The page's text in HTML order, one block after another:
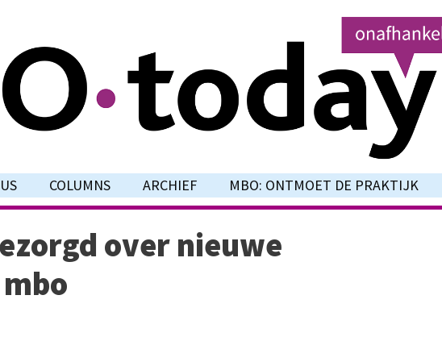
COLUMNS ARCHIEF MBO: ONTMOET DE PRAKTIJK
over nieuwe